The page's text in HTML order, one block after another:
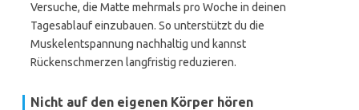
Versuche, die Matte mehrmals pro Woche in deinen
Tagesablauf einzubauen. So unterstützt du die
Muskelentspannung nachhaltig und kannst
Rückenschmerzen langfristig reduzieren.
Nicht auf den eigenen Körper hören